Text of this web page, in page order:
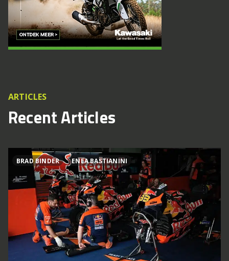
ARTICLES
Recent Articles
BRAD BINDER ENEA BASTIANINI